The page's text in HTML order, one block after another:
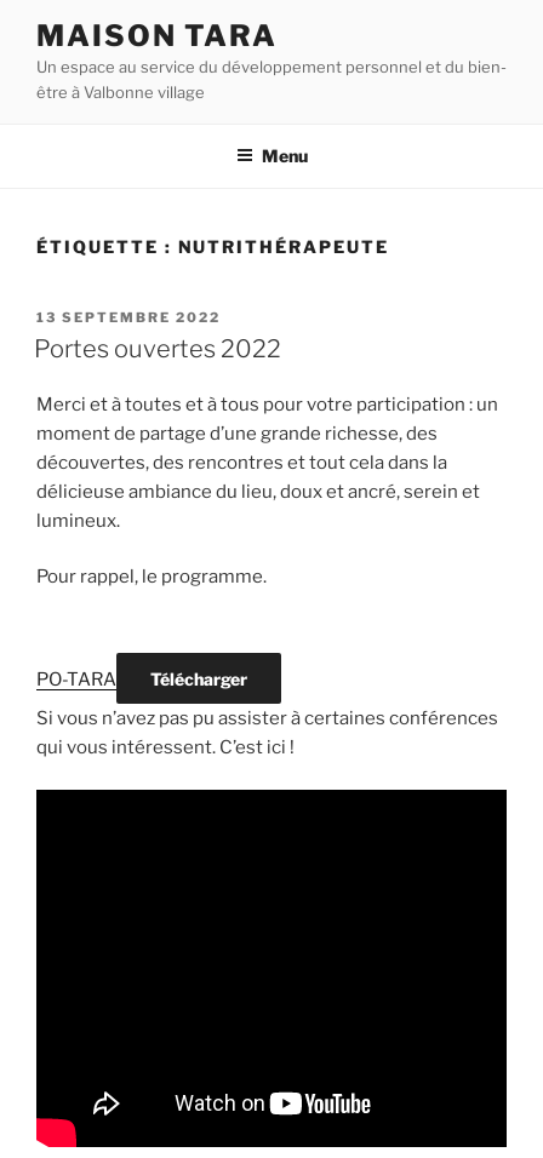
contenu
principal
MAISON TARA
Un espace au service du développement personnel et du bien-
être à Valbonne village
Menu
ÉTIQUETTE : NUTRITHÉRAPEUTE
PUBLIÉ
LE
13 SEPTEMBRE 2022
Portes ouvertes 2022
Merci et à toutes et à tous pour votre participation : un
moment de partage d’une grande richesse, des
découvertes, des rencontres et tout cela dans la
délicieuse ambiance du lieu, doux et ancré, serein et
lumineux.
Pour rappel, le programme.
PO-TARA Télécharger
Si vous n’avez pas pu assister à certaines conférences
qui vous intéressent. C’est ici !